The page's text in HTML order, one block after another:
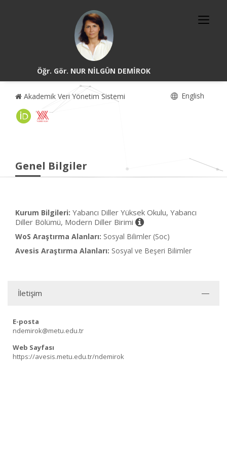
Öğr. Gör. NUR NİLGÜN DEMİROK
Akademik Veri Yönetim Sistemi English
Genel Bilgiler
Kurum Bilgileri: Yabancı Diller Yüksek Okulu, Yabancı
Diller Bölümü, Modern Diller Birimi
WoS Araştırma Alanları: Sosyal Bilimler (Soc)
Avesis Araştırma Alanları: Sosyal ve Beşeri Bilimler
İletişim
E-posta
ndemirok@metu.edu.tr
Web Sayfası
https://avesis.metu.edu.tr/ndemirok